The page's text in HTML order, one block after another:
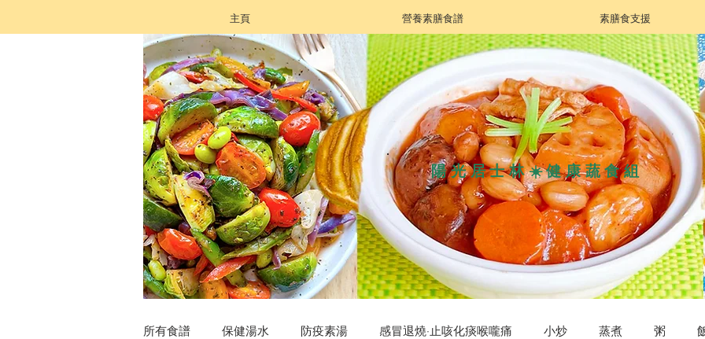
主頁 營養素膳食譜 素膳食支援
陽光居士林☀️健康蔬食組
所有食譜 保健湯水 防疫素湯 感冒退燒·止咳化痰喉嚨痛 小炒 蒸煮 粥